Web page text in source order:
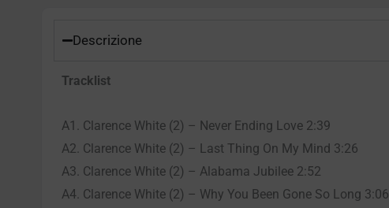
Descrizione
Tracklist
A1. Clarence White (2) – Never Ending Love 2:39
A2. Clarence White (2) – Last Thing On My Mind 3:26
A3. Clarence White (2) – Alabama Jubilee 2:52
A4. Clarence White (2) – Why You Been Gone So Long 3:06